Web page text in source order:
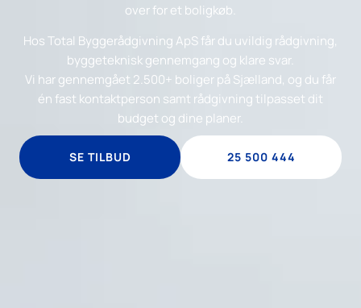
over for et boligkøb.
Hos Total Byggerådgivning ApS får du uvildig rådgivning,
byggeteknisk gennemgang og klare svar.
Vi har gennemgået 2.500+ boliger på Sjælland, og du får
én fast kontaktperson samt rådgivning tilpasset dit
budget og dine planer.
SE TILBUD 25 500 444